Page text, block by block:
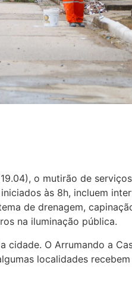
o mutirão de
às 8h, incluem
de drenagem,
na iluminação pública.
cidade. O Arrumando a
localidades recebem